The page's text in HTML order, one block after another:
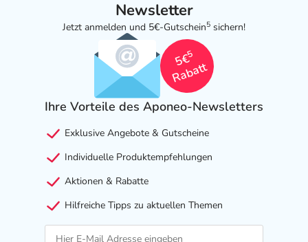
Newsletter
Jetzt anmelden und 5€-Gutschein5 sichern!
5€
5
Rabatt
Ihre Vorteile des Aponeo-Newsletters
Exklusive Angebote & Gutscheine
Individuelle Produktempfehlungen
Aktionen & Rabatte
Hilfreiche Tipps zu aktuellen Themen